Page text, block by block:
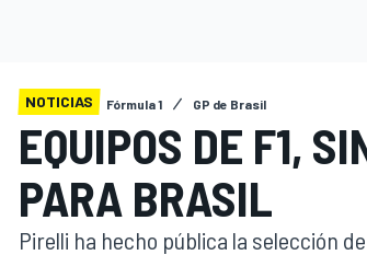
INDYCAR
NOTICIAS Fórmula 1 GP de Brasil
EQUIPOS DE F1,
PARA BRASIL
Pirelli ha hecho pública la selección